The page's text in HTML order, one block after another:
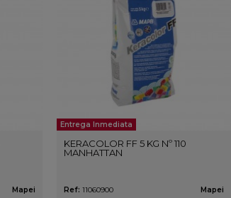
Mapei
Entrega Inmediata
KERACOLOR FF 5 KG Nº 110
MANHATTAN
Ref: 11060900 Mapei